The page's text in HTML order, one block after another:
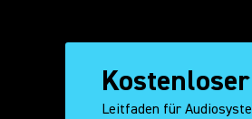
Leitfaden für